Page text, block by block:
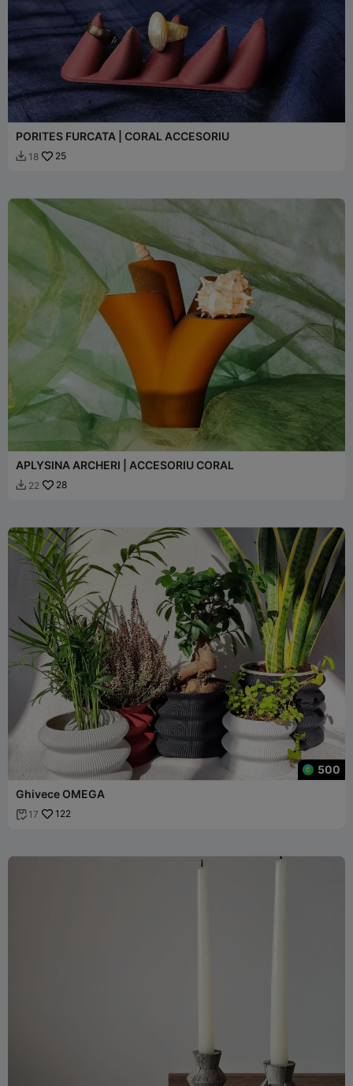
PORITES FURCATA | CORAL ACCESORIU
 18 25
APLYSINA ARCHERI | ACCESORIU CORAL
 22 28
500
Ghivece OMEGA
 17 122